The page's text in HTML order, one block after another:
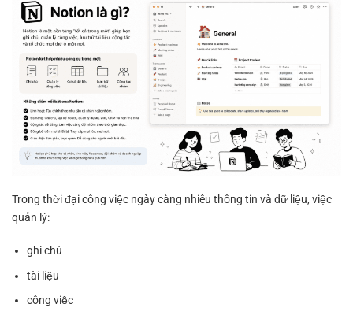
Trong thời đại công việc ngày càng nhiều thông tin và dữ liệu, việc
quản lý:
ghi chú
tài liệu
công việc